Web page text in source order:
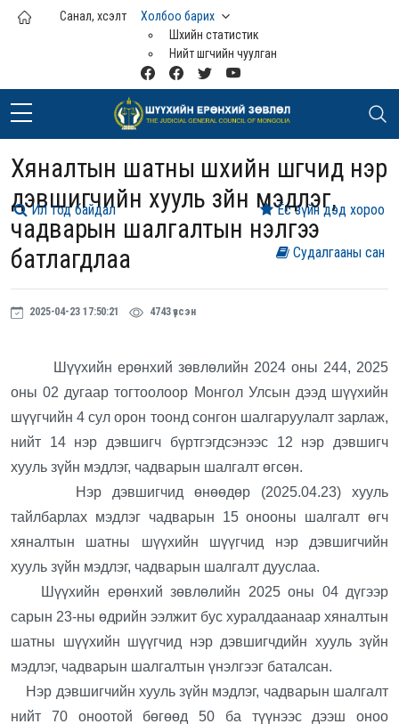
Үндсэн агуулга руу шилжих
Санал, хүсэлт
Холбоо барих
Шүүхийн статистик
Нийт шүүгчийн чуулган
Хяналтын шатны шүүхийн шүүгчид нэр
дэвшигчийн хууль зүйн мэдлэг,
чадварын шалгалтын үнэлгээ
батлагдлаа
2025-04-23 17:50:21 4743 үзсэн
Шүүхийн ерөнхий зөвлөлийн 2024 оны 244, 2025
оны 02 дугаар тогтоолоор Монгол Улсын дээд шүүхийн
шүүгчийн 4 сул орон тоонд сонгон шалгаруулалт зарлаж,
нийт 14 нэр дэвшигч бүртгэгдсэнээс 12 нэр дэвшигч
хууль зүйн мэдлэг, чадварын шалгалт өгсөн.
Нэр дэвшигчид өнөөдөр (2025.04.23) хууль
тайлбарлах мэдлэг чадварын 15 онооны шалгалт өгч
хяналтын шатны шүүхийн шүүгчид нэр дэвшигчийн
хууль зүйн мэдлэг, чадварын шалгалт дууслаа.
Шүүхийн ерөнхий зөвлөлийн 2025 оны 04 дүгээр
сарын 23-ны өдрийн ээлжит бус хуралдаанаар хяналтын
шатны шүүхийн шүүгчид нэр дэвшигчдийн хууль зүйн
мэдлэг, чадварын шалгалтын үнэлгээг баталсан.
Нэр дэвшигчийн хууль зүйн мэдлэг, чадварын шалгалт
нийт 70 оноотой бөгөөд 50 ба түүнээс дээш оноо
Судалгааны сан
Ёс зүйн дэд хороо
Ил тод байдал